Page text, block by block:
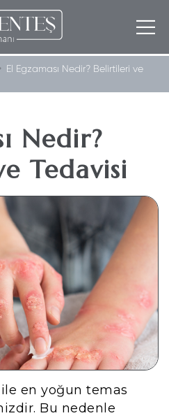
El Egzaması Nedir? Belirtileri ve
Nedir?
Tedavisi
en yoğun temas
Bu nedenle